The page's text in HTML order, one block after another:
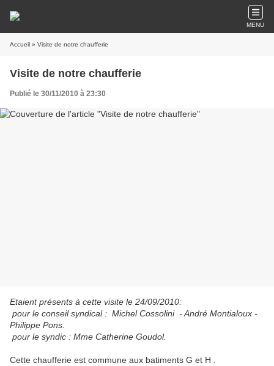
MENU
Accueil » Visite de notre chaufferie
Visite de notre chaufferie
Publié le 30/11/2010 à 23:30
Etaient présents à cette visite le 24/09/2010:
pour le conseil syndical : Michel Cossolini - André Montialoux -
Philippe Pons.
pour le syndic : Mme Catherine Goudol.
Cette chaufferie est commune aux batiments G et H .